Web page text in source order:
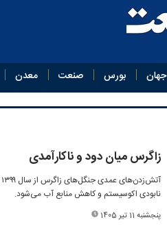
جهان بورس صنعت معدن
زاگرس میان دود و ناکارآمدی
نابودی اکوسیستم و کاهش منابع آب می‌شود.
پنجشنبه 11 تیر 1405